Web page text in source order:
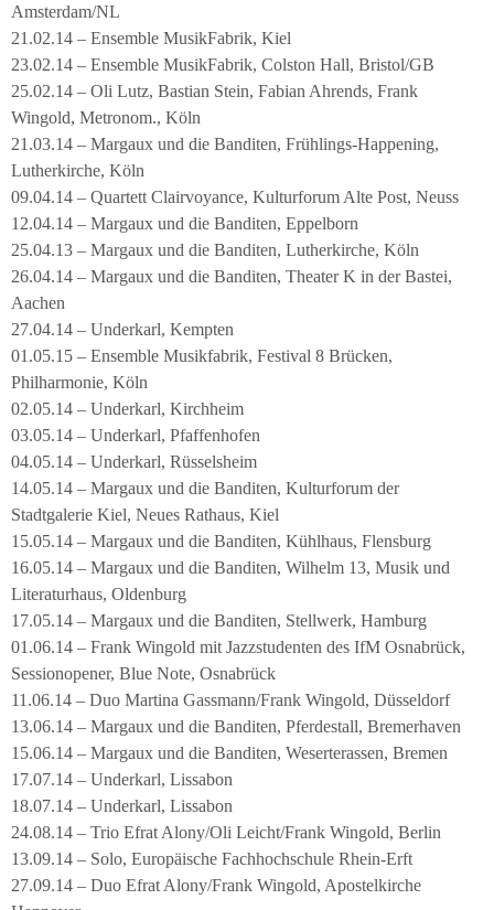
Amsterdam/NL
21.02.14 – Ensemble MusikFabrik, Kiel
23.02.14 – Ensemble MusikFabrik, Colston Hall, Bristol/GB
25.02.14 – Oli Lutz, Bastian Stein, Fabian Ahrends, Frank
Wingold, Metronom., Köln
21.03.14 – Margaux und die Banditen, Frühlings-Happening,
Lutherkirche, Köln
09.04.14 – Quartett Clairvoyance, Kulturforum Alte Post, Neuss
12.04.14 – Margaux und die Banditen, Eppelborn
25.04.13 – Margaux und die Banditen, Lutherkirche, Köln
26.04.14 – Margaux und die Banditen, Theater K in der Bastei,
Aachen
27.04.14 – Underkarl, Kempten
01.05.15 – Ensemble Musikfabrik, Festival 8 Brücken,
Philharmonie, Köln
02.05.14 – Underkarl, Kirchheim
03.05.14 – Underkarl, Pfaffenhofen
04.05.14 – Underkarl, Rüsselsheim
14.05.14 – Margaux und die Banditen, Kulturforum der
Stadtgalerie Kiel, Neues Rathaus, Kiel
15.05.14 – Margaux und die Banditen, Kühlhaus, Flensburg
16.05.14 – Margaux und die Banditen, Wilhelm 13, Musik und
Literaturhaus, Oldenburg
17.05.14 – Margaux und die Banditen, Stellwerk, Hamburg
01.06.14 – Frank Wingold mit Jazzstudenten des IfM Osnabrück,
Sessionopener, Blue Note, Osnabrück
11.06.14 – Duo Martina Gassmann/Frank Wingold, Düsseldorf
13.06.14 – Margaux und die Banditen, Pferdestall, Bremerhaven
15.06.14 – Margaux und die Banditen, Weserterassen, Bremen
17.07.14 – Underkarl, Lissabon
18.07.14 – Underkarl, Lissabon
24.08.14 – Trio Efrat Alony/Oli Leicht/Frank Wingold, Berlin
13.09.14 – Solo, Europäische Fachhochschule Rhein-Erft
27.09.14 – Duo Efrat Alony/Frank Wingold, Apostelkirche